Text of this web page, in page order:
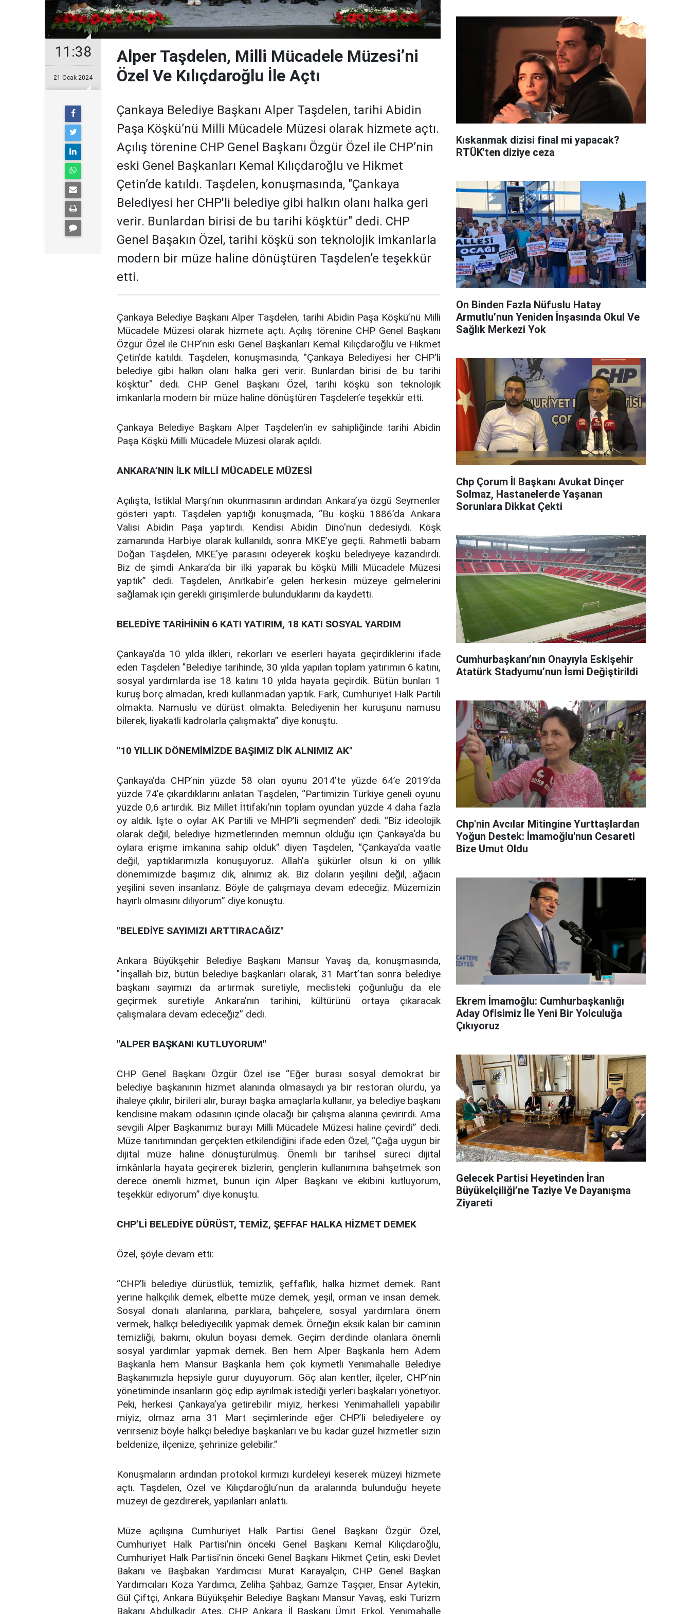
11:38
21 Ocak 2024
Alper Taşdelen, Milli Mücadele Müzesi’ni
Özel Ve Kılıçdaroğlu İle Açtı
Çankaya Belediye Başkanı Alper Taşdelen, tarihi Abidin
Paşa Köşkü’nü Milli Mücadele Müzesi olarak hizmete açtı.
Açılış törenine CHP Genel Başkanı Özgür Özel ile CHP’nin
eski Genel Başkanları Kemal Kılıçdaroğlu ve Hikmet
Çetin’de katıldı. Taşdelen, konuşmasında, "Çankaya
Belediyesi her CHP'li belediye gibi halkın olanı halka geri
verir. Bunlardan birisi de bu tarihi köşktür" dedi. CHP
Genel Başakın Özel, tarihi köşkü son teknolojik imkanlarla
modern bir müze haline dönüştüren Taşdelen’e teşekkür
etti.
Çankaya Belediye Başkanı Alper Taşdelen, tarihi Abidin Paşa Köşkü’nü Milli
Mücadele Müzesi olarak hizmete açtı. Açılış törenine CHP Genel Başkanı
Özgür Özel ile CHP’nin eski Genel Başkanları Kemal Kılıçdaroğlu ve Hikmet
Çetin’de katıldı. Taşdelen, konuşmasında, "Çankaya Belediyesi her CHP'li
belediye gibi halkın olanı halka geri verir. Bunlardan birisi de bu tarihi
köşktür" dedi. CHP Genel Başkanı Özel, tarihi köşkü son teknolojik
imkanlarla modern bir müze haline dönüştüren Taşdelen’e teşekkür etti.
Çankaya Belediye Başkanı Alper Taşdelen'in ev sahipliğinde tarihi Abidin
Paşa Köşkü Milli Mücadele Müzesi olarak açıldı.
ANKARA’NIN İLK MİLLİ MÜCADELE MÜZESİ
Açılışta, İstiklal Marşı’nın okunmasının ardından Ankara’ya özgü Seymenler
gösteri yaptı. Taşdelen yaptığı konuşmada, “Bu köşkü 1886’da Ankara
Valisi Abidin Paşa yaptırdı. Kendisi Abidin Dino'nun dedesiydi. Köşk
zamanında Harbiye olarak kullanıldı, sonra MKE’ye geçti. Rahmetli babam
Doğan Taşdelen, MKE'ye parasını ödeyerek köşkü belediyeye kazandırdı.
Biz de şimdi Ankara’da bir ilki yaparak bu köşkü Milli Mücadele Müzesi
yaptık” dedi. Taşdelen, Anıtkabir’e gelen herkesin müzeye gelmelerini
sağlamak için gerekli girişimlerde bulunduklarını da kaydetti.
BELEDİYE TARİHİNİN 6 KATI YATIRIM, 18 KATI SOSYAL YARDIM
Çankaya'da 10 yılda ilkleri, rekorları ve eserleri hayata geçirdiklerini ifade
eden Taşdelen "Belediye tarihinde, 30 yılda yapılan toplam yatırımın 6 katını,
sosyal yardımlarda ise 18 katını 10 yılda hayata geçirdik. Bütün bunları 1
kuruş borç almadan, kredi kullanmadan yaptık. Fark, Cumhuriyet Halk Partili
olmakta. Namuslu ve dürüst olmakta. Belediyenin her kuruşunu namusu
bilerek, liyakatli kadrolarla çalışmakta” diye konuştu.
"10 YILLIK DÖNEMİMİZDE BAŞIMIZ DİK ALNIMIZ AK"
Çankaya’da CHP’nin yüzde 58 olan oyunu 2014’te yüzde 64’e 2019’da
yüzde 74’e çıkardıklarını anlatan Taşdelen, “Partimizin Türkiye geneli oyunu
yüzde 0,6 artırdık. Biz Millet İttifakı'nın toplam oyundan yüzde 4 daha fazla
oy aldık. İşte o oylar AK Partili ve MHP’li seçmenden” dedi. “Biz ideolojik
olarak değil, belediye hizmetlerinden memnun olduğu için Çankaya'da bu
oylara erişme imkanına sahip olduk” diyen Taşdelen, “Çankaya'da vaatle
değil, yaptıklarımızla konuşuyoruz. Allah'a şükürler olsun ki on yıllık
dönemimizde başımız dik, alnımız ak. Biz doların yeşilini değil, ağacın
yeşilini seven insanlarız. Böyle de çalışmaya devam edeceğiz. Müzemizin
hayırlı olmasını diliyorum” diye konuştu.
"BELEDİYE SAYIMIZI ARTTIRACAĞIZ"
Ankara Büyükşehir Belediye Başkanı Mansur Yavaş da, konuşmasında,
"İnşallah biz, bütün belediye başkanları olarak, 31 Mart’tan sonra belediye
başkanı sayımızı da artırmak suretiyle, meclisteki çoğunluğu da ele
geçirmek suretiyle Ankara’nın tarihini, kültürünü ortaya çıkaracak
çalışmalara devam edeceğiz” dedi.
"ALPER BAŞKANI KUTLUYORUM"
CHP Genel Başkanı Özgür Özel ise “Eğer burası sosyal demokrat bir
belediye başkanının hizmet alanında olmasaydı ya bir restoran olurdu, ya
ihaleye çıkılır, birileri alır, burayı başka amaçlarla kullanır, ya belediye başkanı
kendisine makam odasının içinde olacağı bir çalışma alanına çevirirdi. Ama
sevgili Alper Başkanımız burayı Milli Mücadele Müzesi haline çevirdi” dedi.
Müze tanıtımından gerçekten etkilendiğini ifade eden Özel, “Çağa uygun bir
dijital müze haline dönüştürülmüş. Önemli bir tarihsel süreci dijital
imkânlarla hayata geçirerek bizlerin, gençlerin kullanımına bahşetmek son
derece önemli hizmet, bunun için Alper Başkanı ve ekibini kutluyorum,
teşekkür ediyorum” diye konuştu.
CHP’Lİ BELEDİYE DÜRÜST, TEMİZ, ŞEFFAF HALKA HİZMET DEMEK
Özel, şöyle devam etti:
“CHP’li belediye dürüstlük, temizlik, şeffaflık, halka hizmet demek. Rant
yerine halkçılık demek, elbette müze demek, yeşil, orman ve insan demek.
Sosyal donatı alanlarına, parklara, bahçelere, sosyal yardımlara önem
vermek, halkçı belediyecilik yapmak demek. Örneğin eksik kalan bir caminin
temizliği, bakımı, okulun boyası demek. Geçim derdinde olanlara önemli
sosyal yardımlar yapmak demek. Ben hem Alper Başkanla hem Adem
Başkanla hem Mansur Başkanla hem çok kıymetli Yenimahalle Belediye
Başkanımızla hepsiyle gurur duyuyorum. Göç alan kentler, ilçeler, CHP’nin
yönetiminde insanların göç edip ayrılmak istediği yerleri başkaları yönetiyor.
Peki, herkesi Çankaya’ya getirebilir miyiz, herkesi Yenimahalleli yapabilir
miyiz, olmaz ama 31 Mart seçimlerinde eğer CHP’li belediyelere oy
verirseniz böyle halkçı belediye başkanları ve bu kadar güzel hizmetler sizin
beldenize, ilçenize, şehrinize gelebilir.”
Konuşmaların ardından protokol kırmızı kurdeleyi keserek müzeyi hizmete
açtı. Taşdelen, Özel ve Kılıçdaroğlu’nun da aralarında bulunduğu heyete
müzeyi de gezdirerek, yapılanları anlattı.
Müze açılışına Cumhuriyet Halk Partisi Genel Başkanı Özgür Özel,
Cumhuriyet Halk Partisi’nin önceki Genel Başkanı Kemal Kılıçdaroğlu,
Cumhuriyet Halk Partisi’nin önceki Genel Başkanı Hikmet Çetin, eski Devlet
Bakanı ve Başbakan Yardımcısı Murat Karayalçın, CHP Genel Başkan
Yardımcıları Koza Yardımcı, Zeliha Şahbaz, Gamze Taşçıer, Ensar Aytekin,
Gül Çiftçi, Ankara Büyükşehir Belediye Başkanı Mansur Yavaş, eski Turizm
Bakanı Abdulkadir Ateş, CHP Ankara İl Başkanı Ümit Erkol, Yenimahalle
Kıskanmak dizisi final mi yapacak?
RTÜK'ten diziye ceza
On Binden Fazla Nüfuslu Hatay
Armutlu’nun Yeniden İnşasında Okul Ve
Sağlık Merkezi Yok
Chp Çorum İl Başkanı Avukat Dinçer
Solmaz, Hastanelerde Yaşanan
Sorunlara Dikkat Çekti
Cumhurbaşkanı’nın Onayıyla Eskişehir
Atatürk Stadyumu’nun İsmi Değiştirildi
Chp'nin Avcılar Mitingine Yurttaşlardan
Yoğun Destek: İmamoğlu'nun Cesareti
Bize Umut Oldu
Ekrem İmamoğlu: Cumhurbaşkanlığı
Aday Ofisimiz İle Yeni Bir Yolculuğa
Çıkıyoruz
Gelecek Partisi Heyetinden İran
Büyükelçiliği’ne Taziye Ve Dayanışma
Ziyareti